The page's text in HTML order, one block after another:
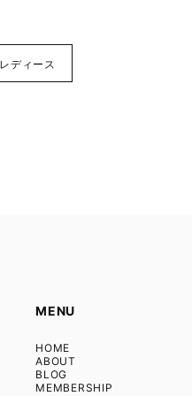
レディース
MENU
HOME
ABOUT
BLOG
MEMBERSHIP